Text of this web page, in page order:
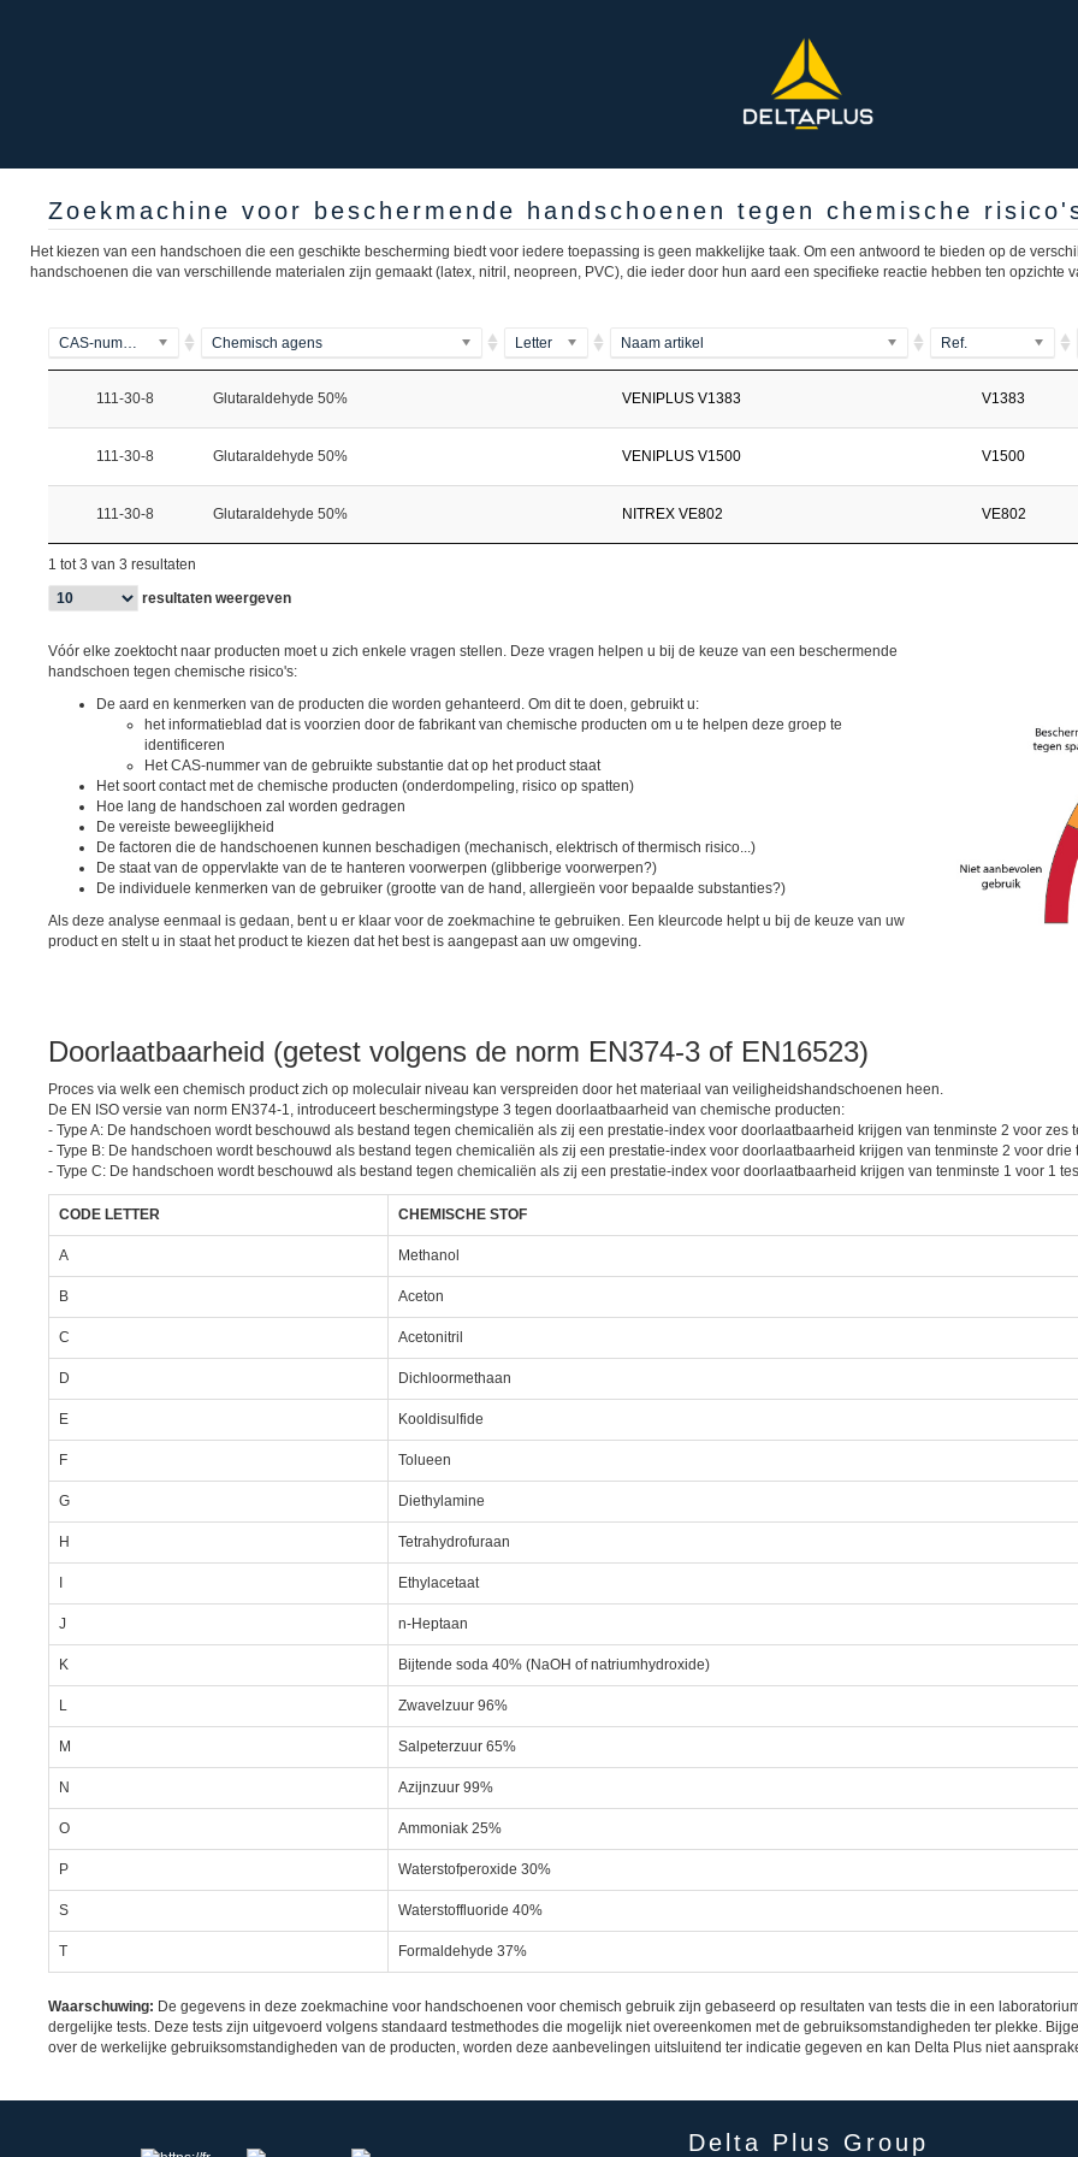
Zoekmachine voor beschermende handschoenen tegen chemische
Het kiezen van een handschoen die een geschikte bescherming biedt voor iedere toepassing is geen makkelijke taak. Om een antwoord te bieden op de
handschoenen die van verschillende materialen zijn gemaakt (latex, nitril, neopreen, PVC), die ieder door hun aard een specifieke reactie hebben ten opzichte
CAS-nummer Chemisch agens Letter Naam artikel Ref.
111-30-8 Glutaraldehyde 50% VENIPLUS V1383 V1383
111-30-8 Glutaraldehyde 50% VENIPLUS V1500 V1500
111-30-8 Glutaraldehyde 50% NITREX VE802 VE802
1 tot 3 van 3 resultaten
resultaten weergeven
Vóór elke zoektocht naar producten moet u zich enkele vragen stellen. Deze vragen helpen u bij de keuze van een beschermende
handschoen tegen chemische risico's:
De aard en kenmerken van de producten die worden gehanteerd. Om dit te doen, gebruikt u:
het informatieblad dat is voorzien door de fabrikant van chemische producten om u te helpen deze groep te
identificeren
Het CAS-nummer van de gebruikte substantie dat op het product staat
Het soort contact met de chemische producten (onderdompeling, risico op spatten)
Hoe lang de handschoen zal worden gedragen
De vereiste beweeglijkheid
De factoren die de handschoenen kunnen beschadigen (mechanisch, elektrisch of thermisch risico...)
De staat van de oppervlakte van de te hanteren voorwerpen (glibberige voorwerpen?)
De individuele kenmerken van de gebruiker (grootte van de hand, allergieën voor bepaalde substanties?)
Als deze analyse eenmaal is gedaan, bent u er klaar voor de zoekmachine te gebruiken. Een kleurcode helpt u bij de keuze van uw
product en stelt u in staat het product te kiezen dat het best is aangepast aan uw omgeving.
Doorlaatbaarheid (getest volgens de norm EN374-3 of EN16523)
Proces via welk een chemisch product zich op moleculair niveau kan verspreiden door het materiaal van veiligheidshandschoenen heen.
De EN ISO versie van norm EN374-1, introduceert beschermingstype 3 tegen doorlaatbaarheid van chemische producten:
- Type A: De handschoen wordt beschouwd als bestand tegen chemicaliën als zij een prestatie-index voor doorlaatbaarheid krijgen van tenminste 2 voor
- Type B: De handschoen wordt beschouwd als bestand tegen chemicaliën als zij een prestatie-index voor doorlaatbaarheid krijgen van tenminste 2 voor
- Type C: De handschoen wordt beschouwd als bestand tegen chemicaliën als zij een prestatie-index voor doorlaatbaarheid krijgen van tenminste 1 voor 1
CODE LETTER CHEMISCHE STOF
A Methanol
B Aceton
C Acetonitril
D Dichloormethaan
E Kooldisulfide
F Tolueen
G Diethylamine
H Tetrahydrofuraan
Ethylacetaat
J n-Heptaan
K Bijtende soda 40% (NaOH of natriumhydroxide)
L Zwavelzuur 96%
M Salpeterzuur 65%
N Azijnzuur 99%
O Ammoniak 25%
P Waterstofperoxide 30%
S Waterstoffluoride 40%
T Formaldehyde 37%
Waarschuwing: De gegevens in deze zoekmachine voor handschoenen voor chemisch gebruik zijn gebaseerd op resultaten van tests die in een
dergelijke tests. Deze tests zijn uitgevoerd volgens standaard testmethodes die mogelijk niet overeenkomen met de gebruiksomstandigheden ter plekke.
over de werkelijke gebruiksomstandigheden van de producten, worden deze aanbevelingen uitsluitend ter indicatie gegeven en kan Delta Plus niet
Delta Plus Group